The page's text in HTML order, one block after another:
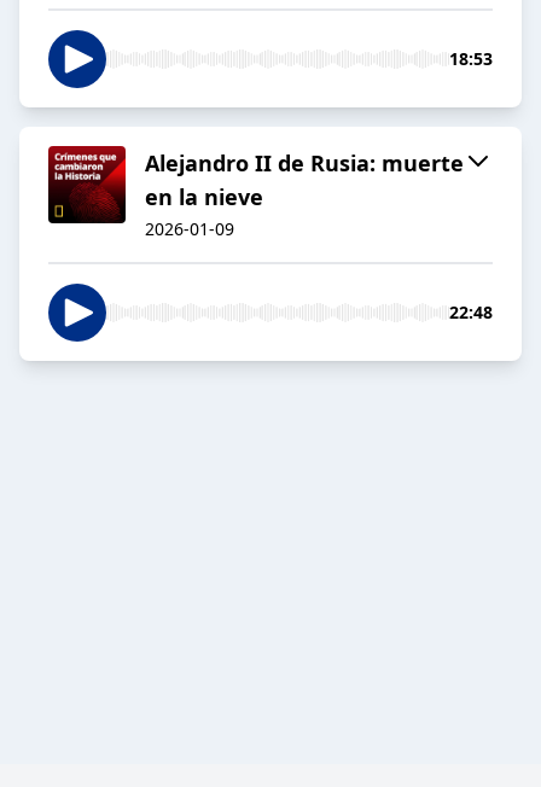
18:53
Alejandro II de Rusia: muerte
en la nieve
2026-01-09
22:48